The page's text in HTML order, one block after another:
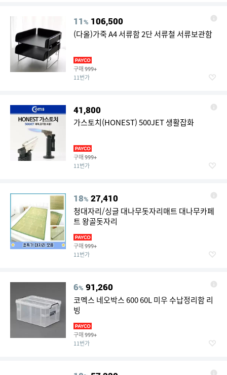
11% 106,500
(다올)가죽 A4 서류함 2단 서류철 서류보관함
구매 999+
11번가
41,800
가스토치(HONEST) 500JET 생활잡화
구매 999+
11번가
18% 27,410
청대자리/싱글 대나무돗자리매트 대나무카페
트 왕골돗자리
구매 999+
11번가
6% 91,260
코멕스 네오박스 600 60L 미우 수납정리함 리
빙
구매 999+
11번가